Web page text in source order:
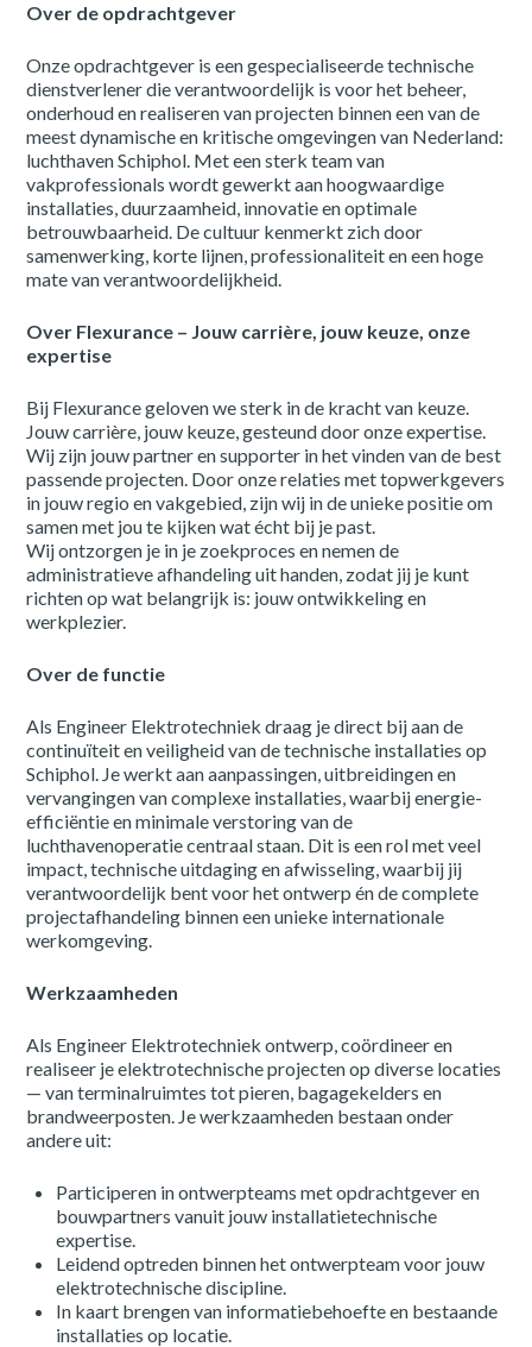
Over de opdrachtgever
Onze opdrachtgever is een gespecialiseerde technische
dienstverlener die verantwoordelijk is voor het beheer,
onderhoud en realiseren van projecten binnen een van de
meest dynamische en kritische omgevingen van Nederland:
luchthaven Schiphol. Met een sterk team van
vakprofessionals wordt gewerkt aan hoogwaardige
installaties, duurzaamheid, innovatie en optimale
betrouwbaarheid. De cultuur kenmerkt zich door
samenwerking, korte lijnen, professionaliteit en een hoge
mate van verantwoordelijkheid.
Over Flexurance – Jouw carrière, jouw keuze, onze
expertise
Bij Flexurance geloven we sterk in de kracht van keuze.
Jouw carrière, jouw keuze, gesteund door onze expertise.
Wij zijn jouw partner en supporter in het vinden van de best
passende projecten. Door onze relaties met topwerkgevers
in jouw regio en vakgebied, zijn wij in de unieke positie om
samen met jou te kijken wat écht bij je past.
Wij ontzorgen je in je zoekproces en nemen de
administratieve afhandeling uit handen, zodat jij je kunt
richten op wat belangrijk is: jouw ontwikkeling en
werkplezier.
Over de functie
Als Engineer Elektrotechniek draag je direct bij aan de
continuïteit en veiligheid van de technische installaties op
Schiphol. Je werkt aan aanpassingen, uitbreidingen en
vervangingen van complexe installaties, waarbij energie-
efficiëntie en minimale verstoring van de
luchthavenoperatie centraal staan. Dit is een rol met veel
impact, technische uitdaging en afwisseling, waarbij jij
verantwoordelijk bent voor het ontwerp én de complete
projectafhandeling binnen een unieke internationale
werkomgeving.
Werkzaamheden
Als Engineer Elektrotechniek ontwerp, coördineer en
realiseer je elektrotechnische projecten op diverse locaties
— van terminalruimtes tot pieren, bagagekelders en
brandweerposten. Je werkzaamheden bestaan onder
andere uit:
Participeren in ontwerpteams met opdrachtgever en
bouwpartners vanuit jouw installatietechnische
expertise.
Leidend optreden binnen het ontwerpteam voor jouw
elektrotechnische discipline.
In kaart brengen van informatiebehoefte en bestaande
installaties op locatie.
category
Gen-Z
Bouwkunde
Werktuigbouwkunde
HR & Organisatie
Projectbasis
Part-time
Inschrijven